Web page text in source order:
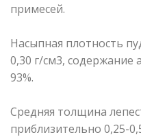
примесей.
Насыпная плотность
0,30 г/см3,
93%.
Средняя толщина
приблизительно 0,25-